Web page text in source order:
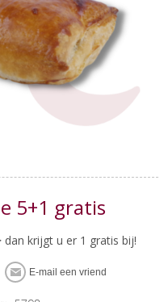
5+1 gratis
krijgt u er 1 gratis bij!